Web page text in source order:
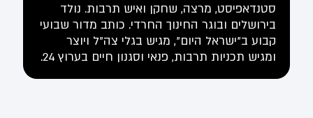
סטנדאפיסט, מרצה, שחקן ואיש תרבות. נולד
בירושלים ובוגר החינוך החרדי. כותב מדור שבועי
קבוע ב"ישראל היום", מגיש בגלי צה"ל ויוצר
ומגיש תכניות תרבות, פנאי וסגנון חיים בערוץ 24.